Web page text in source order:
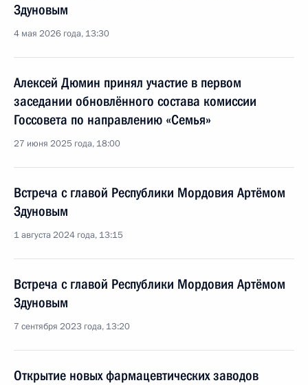
Здуновым
4 мая 2026 года, 13:30
Алексей Дюмин принял участие в первом
заседании обновлённого состава комиссии
Госсовета по направлению «Семья»
27 июня 2025 года, 18:00
Встреча с главой Республики Мордовия Артёмом
Здуновым
1 августа 2024 года, 13:15
Встреча с главой Республики Мордовия Артёмом
Здуновым
7 сентября 2023 года, 13:20
Открытие новых фармацевтических заводов